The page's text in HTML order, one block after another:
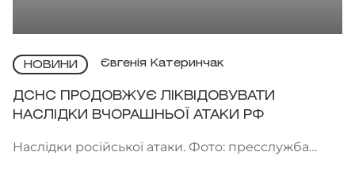
НОВИНИ Євгенія Катеринчак
ДСНС ПРОДОВЖУЄ ЛІКВІДОВУВАТИ
НАСЛІДКИ ВЧОРАШНЬОЇ АТАКИ РФ
Наслідки російської атаки. Фото: пресслужба